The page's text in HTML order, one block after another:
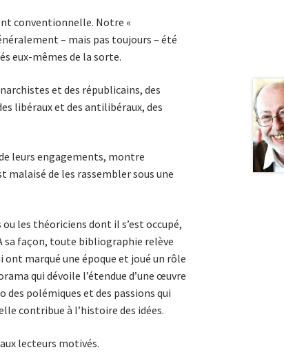
conventionnelle. Notre «
– mais pas toujours – été
eux-mêmes de la sorte.
et des républicains, des
libéraux et des antilibéraux, des
leurs engagements, montre
de les rassembler sous une
les théoriciens dont il s’est occupé,
sa façon, toute bibliographie relève
ont marqué une époque et joué un rôle
qui dévoile l’étendue d’une œuvre
des polémiques et des passions qui
contribue à l’histoire des idées.
lecteurs motivés.